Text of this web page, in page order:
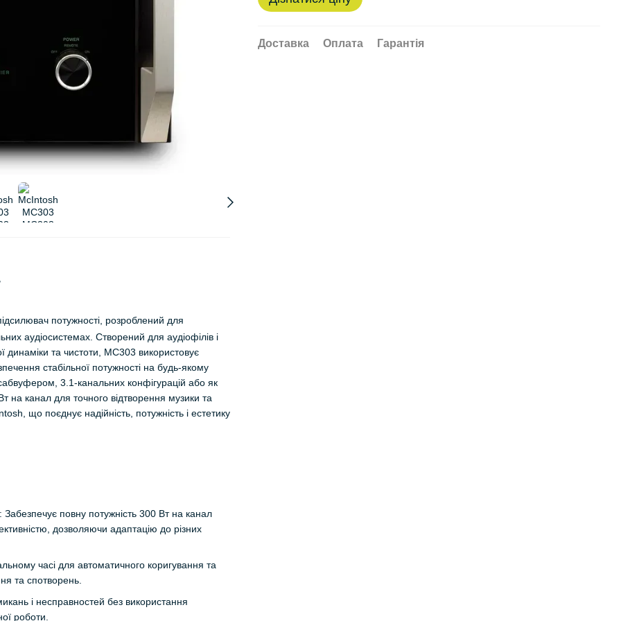
потужності, розроблений для
аудіосистемах. Створений для аудіофілів і
динаміки та чистоти, MC303 використовує
стабільної потужності на будь-якому
3.1-канальних конфігурацій або як
на канал для точного відтворення музики та
що поєднує надійність, потужність і естетику
: Забезпечує повну потужність 300 Вт на канал
дозволяючи адаптацію до різних
часі для автоматичного коригування та
та спотворень.
і несправностей без використання
роботи.
Доставка Оплата Гарантія